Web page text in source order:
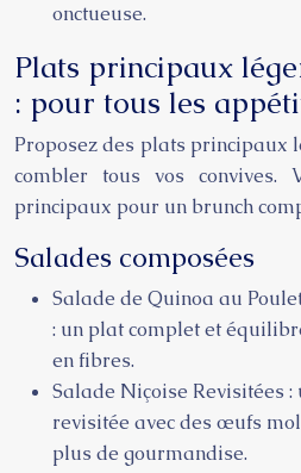
onctueuse.
Plats principaux
: pour tous les
Proposez des plats principaux
combler tous vos
principaux pour un brunch
Salades composées
Salade de Quinoa au
: un plat complet et
en fibres.
Salade Niçoise Revisitées
revisitée avec des œufs
plus de gourmandise.